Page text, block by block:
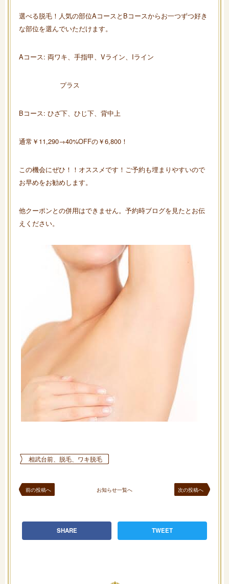
選べる脱毛！人気の部位AコースとBコースからお一つずつ好き
な部位を選んでいただけます。
Aコース: 両ワキ、手指甲、Vライン、Iライン
プラス
Bコース: ひざ下、ひじ下、背中上
通常￥11,290→40%OFFの￥6,800！
この機会にぜひ！！オススメです！ご予約も埋まりやすいので
お早めをお勧めします。
他クーポンとの併用はできません。予約時ブログを見たとお伝
えください。
相武台前、脱毛、ワキ脱毛
前の投稿へ お知らせ一覧へ 次の投稿へ
SHARE TWEET